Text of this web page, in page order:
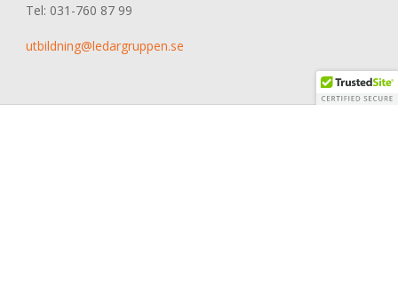
Tel: 031-760 87 99
utbildning@ledargruppen.se